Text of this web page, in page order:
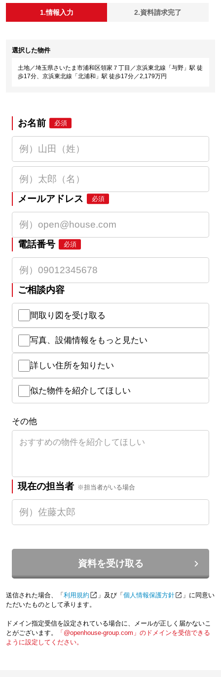
1.情報入力 2.資料請求完了
選択した物件
土地／埼玉県さいたま市浦和区領家７丁目／京浜東北線「与野」駅 徒
歩17分、京浜東北線「北浦和」駅 徒歩17分／2,179万円
お名前 必須
メールアドレス 必須
電話番号 必須
ご相談内容
間取り図を受け取る
写真、設備情報をもっと見たい
詳しい住所を知りたい
似た物件を紹介してほしい
その他
現在の担当者 ※担当者がいる場合
資料を受け取る
送信された場合、「利用規約 」及び「個人情報保護方針
」に同意い
ただいたものとして承ります。
ドメイン指定受信を設定されている場合に、メールが正しく届かないこ
とがございます。
「@openhouse-group.com」のドメインを受信できる
ように設定してください。